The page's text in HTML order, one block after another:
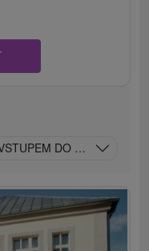
DO WELLNESS